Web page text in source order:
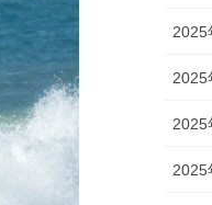
2025
2025
2025
2025